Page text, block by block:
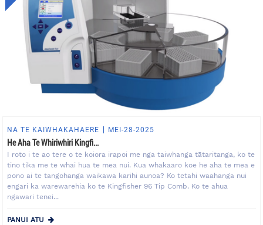
NA TE KAIWHAKAHAERE MEI-28-2025
He Aha Te Whiriwhiri Kingfi...
I roto i te ao tere o te koiora irapoi me nga taiwhanga tātaritanga, ko te
tino tika me te whai hua te mea nui. Kua whakaaro koe he aha te mea e
pono ai te tangohanga waikawa karihi aunoa? Ko tetahi waahanga nui
engari ka warewarehia ko te Kingfisher 96 Tip Comb. Ko te ahua
ngawari tenei...
PANUI ATU